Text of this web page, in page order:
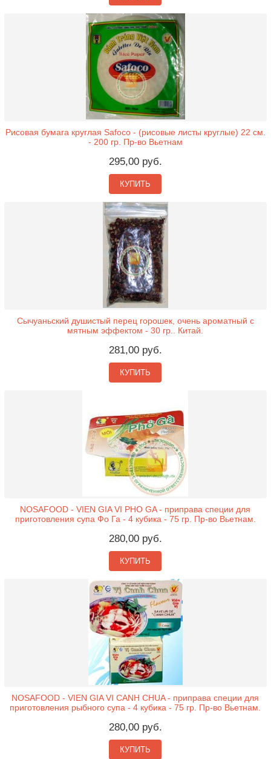
Рисовая бумага круглая Safoco - (рисовые листы круглые) 22 см.
- 200 гр. Пр-во Вьетнам
295,00 руб.
КУПИТЬ
Сычуаньский душистый перец горошек, очень ароматный с
мятным эффектом - 30 гр.. Китай.
281,00 руб.
КУПИТЬ
NOSAFOOD - VIEN GIA VI PHO GA - приправа специи для
приготовления супа Фо Га - 4 кубика - 75 гр. Пр-во Вьетнам.
280,00 руб.
КУПИТЬ
NOSAFOOD - VIEN GIA VI CANH CHUA - приправа специи для
приготовления рыбного супа - 4 кубика - 75 гр. Пр-во Вьетнам.
280,00 руб.
КУПИТЬ